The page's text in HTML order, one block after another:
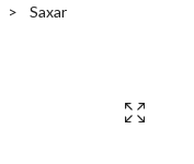
Saxar